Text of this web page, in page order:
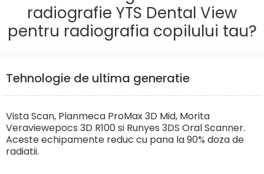
radiografie YTS Dental View
pentru radiografia copilului tau?
Tehnologie de ultima generatie
Vista Scan, Planmeca ProMax 3D Mid, Morita
Veraviewepocs 3D R100 si Runyes 3DS Oral Scanner.
Aceste echipamente reduc cu pana la 90% doza de
radiatii.